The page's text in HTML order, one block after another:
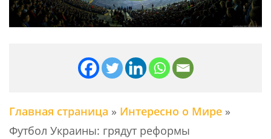
Главная страница » Интересно о Мире »
Футбол Украины: грядут реформы